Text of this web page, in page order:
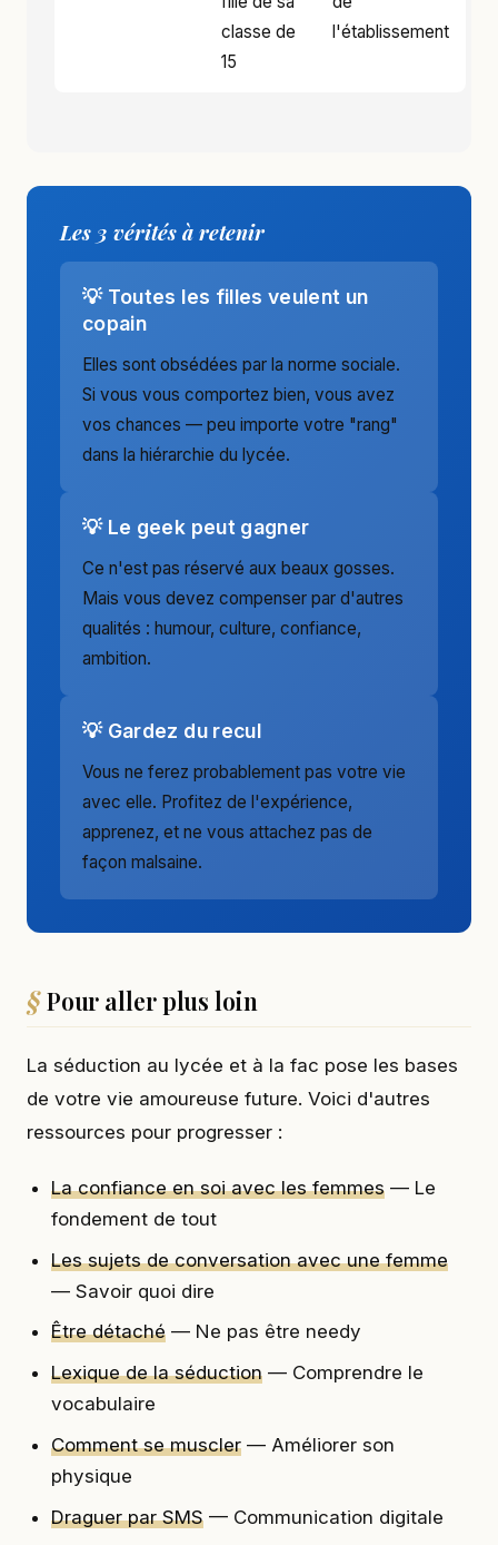
classe de
15
l'établissement
Les 3 vérités à retenir
💡 Toutes les filles veulent un
copain
Elles sont obsédées par la norme sociale.
Si vous vous comportez bien, vous avez
vos chances — peu importe votre "rang"
dans la hiérarchie du lycée.
💡 Le geek peut gagner
Ce n'est pas réservé aux beaux gosses.
Mais vous devez compenser par d'autres
qualités : humour, culture, confiance,
ambition.
💡 Gardez du recul
Vous ne ferez probablement pas votre vie
avec elle. Profitez de l'expérience,
apprenez, et ne vous attachez pas de
façon malsaine.
Pour aller plus loin
La séduction au lycée et à la fac pose les bases
de votre vie amoureuse future. Voici d'autres
ressources pour progresser :
La confiance en soi avec les femmes — Le
fondement de tout
Les sujets de conversation avec une femme
— Savoir quoi dire
Être détaché — Ne pas être needy
Lexique de la séduction — Comprendre le
vocabulaire
Comment se muscler — Améliorer son
physique
Draguer par SMS — Communication digitale